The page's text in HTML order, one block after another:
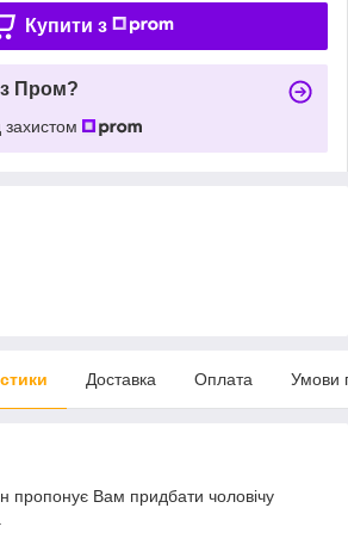
Купити з
Пром?
Доставка Оплата Умови
пропонує Вам придбати чоловічу